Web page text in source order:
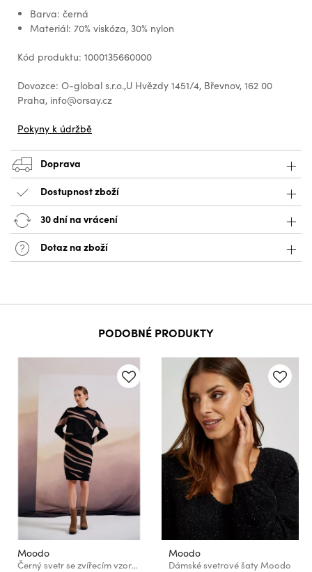
Barva: černá
Materiál: 70% viskóza, 30% nylon
Kód produktu: 1000135660000
Dovozce: O-global s.r.o.,U Hvězdy 1451/4, Břevnov, 162 00
Praha, info@orsay.cz
Pokyny k údržbě
Doprava
Dostupnost zboží
30 dní na vrácení
Dotaz na zboží
PODOBNÉ PRODUKTY
Moodo
Černý svetr se zvířecím vzorem Moodo
Moodo
Dámské svetrové šaty Moodo